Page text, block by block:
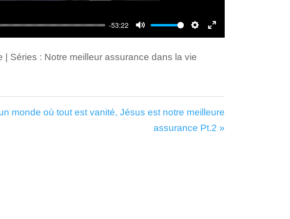
-53:22
Mute Settings
Enter
Séries : Notre meilleur assurance dans la vie
monde où tout est vanité, Jésus est notre meilleure
assurance Pt.2 »